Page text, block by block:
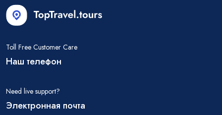
Toll Free Customer Care
Наш телефон
Need live support?
Электронная почта